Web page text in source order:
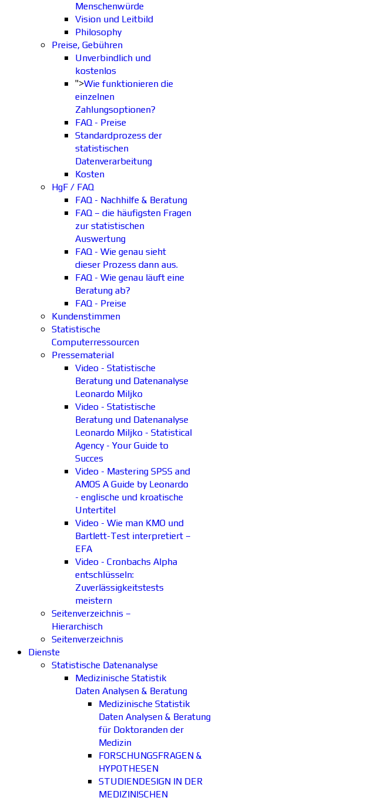
Menschenwürde
Vision und Leitbild
Philosophy
Preise, Gebühren
Unverbindlich und
kostenlos
">Wie funktionieren die
einzelnen
Zahlungsoptionen?
FAQ - Preise
Standardprozess der
statistischen
Datenverarbeitung
Kosten
HgF / FAQ
FAQ - Nachhilfe & Beratung
FAQ – die häufigsten Fragen
zur statistischen
Auswertung
FAQ - Wie genau sieht
dieser Prozess dann aus.
FAQ - Wie genau läuft eine
Beratung ab?
FAQ - Preise
Kundenstimmen
Statistische
Computerressourcen
Pressematerial
Video - Statistische
Beratung und Datenanalyse
Leonardo Miljko
Video - Statistische
Beratung und Datenanalyse
Leonardo Miljko - Statistical
Agency - Your Guide to
Succes
Video - Mastering SPSS and
AMOS A Guide by Leonardo
- englische und kroatische
Untertitel
Video - Wie man KMO und
Bartlett-Test interpretiert –
EFA
Video - Cronbachs Alpha
entschlüsseln:
Zuverlässigkeitstests
meistern
Seitenverzeichnis –
Hierarchisch
Seitenverzeichnis
Dienste
Statistische Datenanalyse
Medizinische Statistik
Daten Analysen & Beratung
Medizinische Statistik
Daten Analysen & Beratung
für Doktoranden der
Medizin
FORSCHUNGSFRAGEN &
HYPOTHESEN
STUDIENDESIGN IN DER
MEDIZINISCHEN